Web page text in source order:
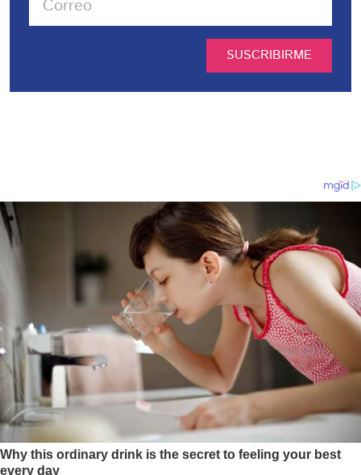
SUSCRIBIRME